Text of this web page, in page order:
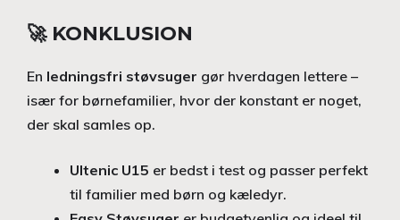
🚀 KONKLUSION
En ledningsfri støvsuger gør hverdagen lettere –
især for børnefamilier, hvor der konstant er noget,
der skal samles op.
Ultenic U15 er bedst i test og passer perfekt
til familier med børn og kæledyr.